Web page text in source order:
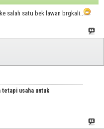
salah satu bek lawan brgkali..
tetapi usaha untuk